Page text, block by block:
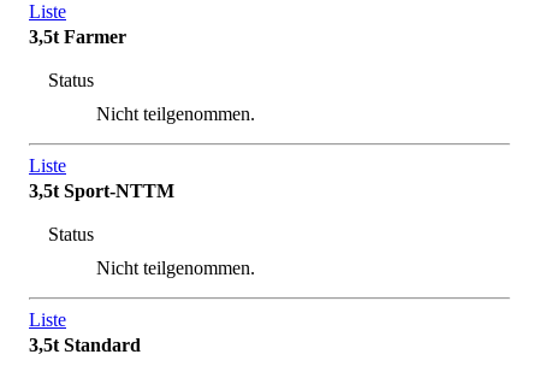
Liste
3,5t Farmer
Status
Nicht teilgenommen.
Liste
3,5t Sport-NTTM
Status
Nicht teilgenommen.
Liste
3,5t Standard